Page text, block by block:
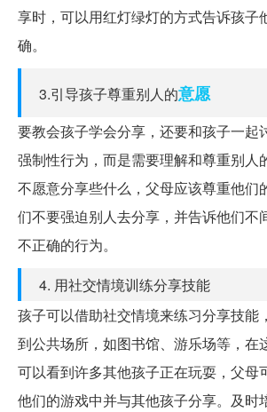
享时，可以用红灯绿灯的方式告诉孩子
确。
3.引导孩子尊重别人的意愿
要教会孩子学会分享，还要和孩子一起
强制性行为，而是需要理解和尊重别人
不愿意分享些什么，父母应该尊重他们
们不要强迫别人去分享，并告诉他们不
不正确的行为。
4. 用社交情境训练分享技能
孩子可以借助社交情境来练习分享技能
到公共场所，如图书馆、游乐场等，在
可以看到许多其他孩子正在玩耍，父母
他们的游戏中并与其他孩子分享。及时